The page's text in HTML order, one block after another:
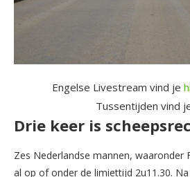
Engelse Livestream vind je
Tussentijden vind
Drie keer is
Zes Nederlandse mannen, waaronder
al op of onder de limiettijd 2u11.30.